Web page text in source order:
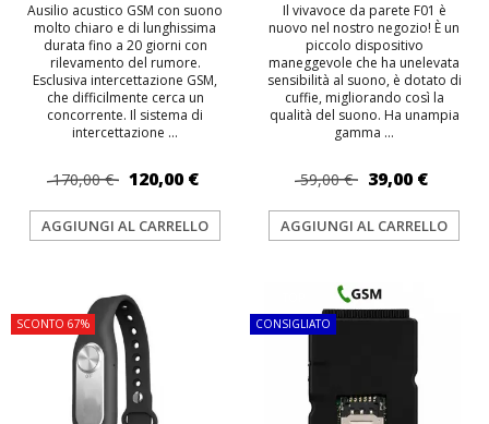
Ausilio acustico GSM con suono
molto chiaro e di lunghissima
durata fino a 20 giorni con
rilevamento del rumore.
Esclusiva intercettazione GSM,
che difficilmente cerca un
concorrente. Il sistema di
intercettazione ...
170,00 € 120,00 €
AGGIUNGI AL CARRELLO
Il vivavoce da parete F01 è
nuovo nel nostro negozio! È un
piccolo dispositivo
maneggevole che ha unelevata
sensibilità al suono, è dotato di
cuffie, migliorando così la
qualità del suono. Ha unampia
gamma ...
59,00 € 39,00 €
AGGIUNGI AL CARRELLO
SCONTO 67%
CONSIGLIATO